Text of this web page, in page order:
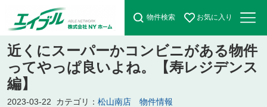
物件検索 お気に入り
近くにスーパーかコンビニがある物件
ってやっぱ良いよね。【寿レジデンス
編】
2023-03-22 カテゴリ： 松山南店 物件情報